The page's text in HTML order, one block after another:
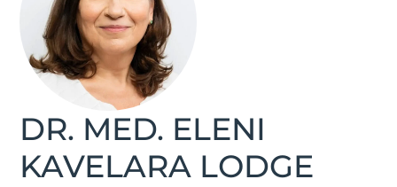
DR. MED. ELENI
KAVELARA LODGE